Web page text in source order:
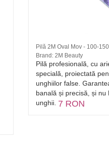
Pilă 2M Oval Mov - 100-150
Brand: 2M Beauty
Pilă profesională, cu
specială, proiectată
unghiilor false.
banală și precisă, și nu
unghii. 7 RON